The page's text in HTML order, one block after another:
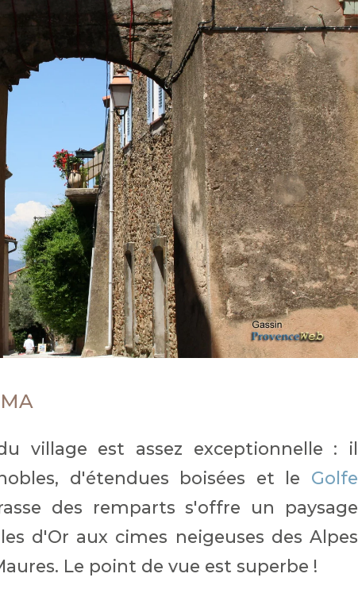
village est assez exceptionnelle : il
d'étendues boisées et le Golfe
des remparts s'offre un paysage
d'Or aux cimes neigeuses des Alpes
Le point de vue est superbe !